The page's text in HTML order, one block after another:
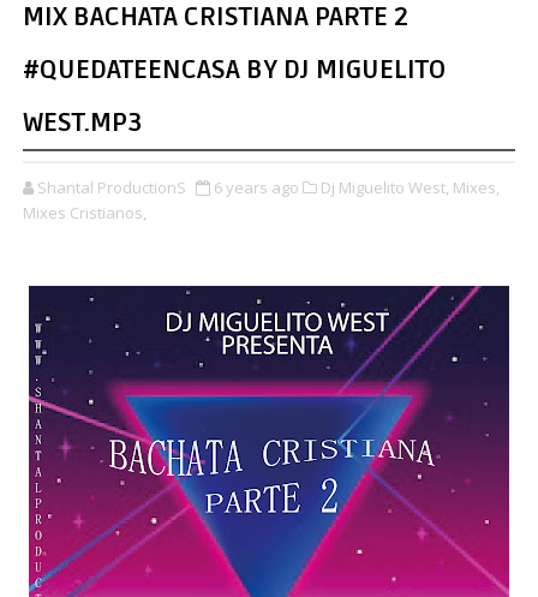
MIX BACHATA CRISTIANA PARTE 2
#QUEDATEENCASA BY DJ MIGUELITO
WEST.MP3
Shantal ProductionS 6 years ago Dj Miguelito West, Mixes,
Mixes Cristianos,